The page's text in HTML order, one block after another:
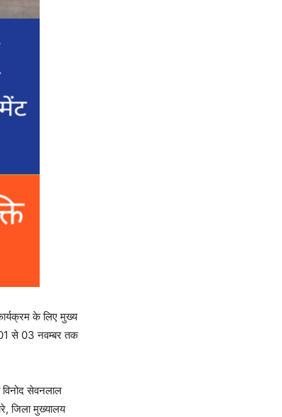
के लिए मुख्य
01 से 03 नवम्बर तक
सेवनलाल
जिला मुख्यालय